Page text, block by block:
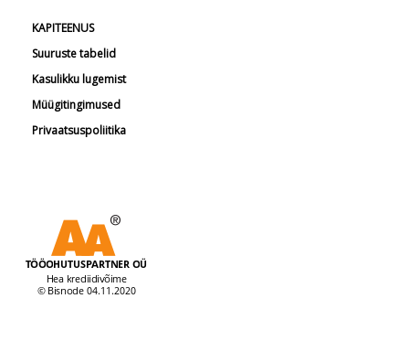
KAPITEENUS
Suuruste tabelid
Kasulikku lugemist
Müügitingimused
Privaatsuspoliitika